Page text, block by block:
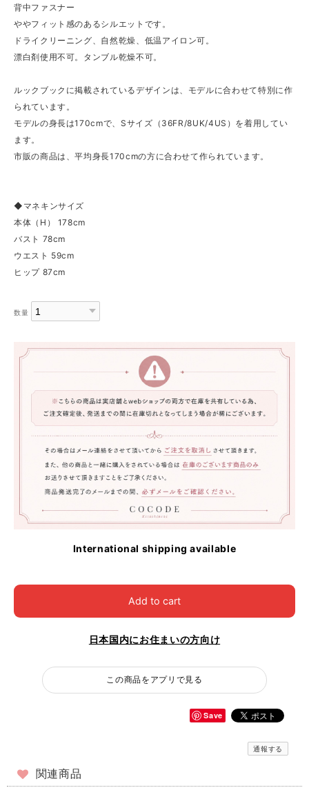
背中ファスナー
ややフィット感のあるシルエットです。
ドライクリーニング、自然乾燥、低温アイロン可。
漂白剤使用不可。タンブル乾燥不可。
ルックブックに掲載されているデザインは、モデルに合わせて特別に作
られています。
モデルの身長は170cmで、Sサイズ（36FR/8UK/4US）を着用してい
ます。
市販の商品は、平均身長170cmの方に合わせて作られています。
◆マネキンサイズ
本体（H） 178cm
バスト 78cm
ウエスト 59cm
ヒップ 87cm
数量
International shipping available
Add to cart
日本国内にお住まいの方向け
この商品をアプリで見る
Save
通報する
関連商品